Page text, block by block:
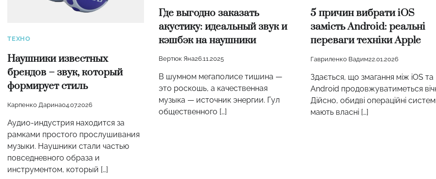
ТЕХНО
Наушники известных
брендов – звук, который
формирует стиль
Карпенко Дарина04.07.2026
Аудио-индустрия находится за
рамками простого прослушивания
музыки. Наушники стали частью
повседневного образа и
инструментом, который […]
Где выгодно заказать
акустику: идеальный звук и
кэшбэк на наушники
Вертюк Яна26.11.2025
В шумном мегаполисе тишина —
это роскошь, а качественная
музыка — источник энергии. Гул
общественного […]
5 причин вибрати iOS
замість Android: реальні
переваги техніки Apple
Гавриленко Вадим22.01.2026
Здається, що змагання між iOS та
Android продовжуватиметься
Дійсно, обидві операційні
мають власні […]